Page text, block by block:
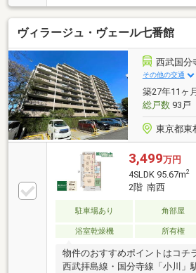
168戸・収納充実・周辺環境充
ー、公園が徒歩圏内にございま
ヴィラージュ・ヴェール七番館
西武国分
その他の交通
築27年11ヶ
総戸数93戸
東京都東
3,499万円
4SLDK 95.67m2
2階 南西
駐車場あり 角部屋
浴室乾燥機
所有権
物件のおすすめポイントはコチ
西武拝島線・国分寺線「小川」